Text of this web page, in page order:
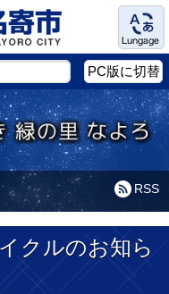
Language
PC版に切替
RSS
クルのお知ら